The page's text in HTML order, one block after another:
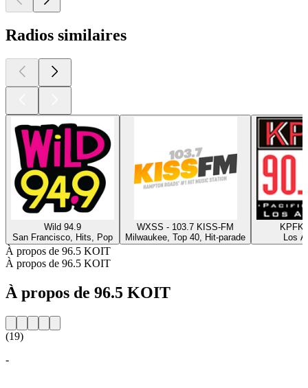
Radios similaires
Wild 94.9
San Francisco, Hits, Pop
WXSS - 103.7 KISS-FM
Milwaukee, Top 40, Hit-parade
KPFK
Los
À propos de 96.5 KOIT
À propos de 96.5 KOIT
À propos de 96.5 KOIT
(19)
-